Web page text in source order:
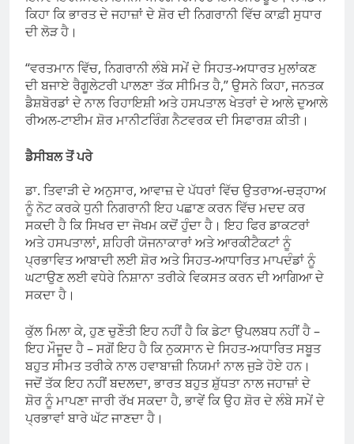
ਕਿਹਾ ਕਿ ਭਾਰਤ ਦੇ ਜਹਾਜ਼ਾਂ ਦੇ ਸ਼ੋਰ ਦੀ ਨਿਗਰਾਨੀ ਵਿੱਚ ਕਾਫ਼ੀ ਸੁਧਾਰ
ਦੀ ਲੋੜ ਹੈ।
“ਵਰਤਮਾਨ ਵਿੱਚ, ਨਿਗਰਾਨੀ ਲੰਬੇ ਸਮੇਂ ਦੇ ਸਿਹਤ-ਅਧਾਰਤ ਮੁਲਾਂਕਣ
ਦੀ ਬਜਾਏ ਰੈਗੂਲੇਟਰੀ ਪਾਲਣਾ ਤੱਕ ਸੀਮਿਤ ਹੈ,” ਉਸਨੇ ਕਿਹਾ, ਜਨਤਕ
ਡੈਸ਼ਬੋਰਡਾਂ ਦੇ ਨਾਲ ਰਿਹਾਇਸ਼ੀ ਅਤੇ ਹਸਪਤਾਲ ਖੇਤਰਾਂ ਦੇ ਆਲੇ ਦੁਆਲੇ
ਰੀਅਲ-ਟਾਈਮ ਸ਼ੋਰ ਮਾਨੀਟਰਿੰਗ ਨੈਟਵਰਕ ਦੀ ਸਿਫਾਰਸ਼ ਕੀਤੀ।
ਡੈਸੀਬਲ ਤੋਂ ਪਰੇ
ਡਾ. ਤਿਵਾੜੀ ਦੇ ਅਨੁਸਾਰ, ਆਵਾਜ਼ ਦੇ ਪੱਧਰਾਂ ਵਿੱਚ ਉਤਰਾਅ-ਚੜ੍ਹਾਅ
ਨੂੰ ਨੋਟ ਕਰਕੇ ਧੁਨੀ ਨਿਗਰਾਨੀ ਇਹ ਪਛਾਣ ਕਰਨ ਵਿੱਚ ਮਦਦ ਕਰ
ਸਕਦੀ ਹੈ ਕਿ ਸਿਖਰ ਦਾ ਜੋਖਮ ਕਦੋਂ ਹੁੰਦਾ ਹੈ। ਇਹ ਫਿਰ ਡਾਕਟਰਾਂ
ਅਤੇ ਹਸਪਤਾਲਾਂ, ਸ਼ਹਿਰੀ ਯੋਜਨਾਕਾਰਾਂ ਅਤੇ ਆਰਕੀਟੈਕਟਾਂ ਨੂੰ
ਪ੍ਰਭਾਵਿਤ ਆਬਾਦੀ ਲਈ ਸ਼ੋਰ ਅਤੇ ਸਿਹਤ-ਆਧਾਰਿਤ ਮਾਪਦੰਡਾਂ ਨੂੰ
ਘਟਾਉਣ ਲਈ ਵਧੇਰੇ ਨਿਸ਼ਾਨਾ ਤਰੀਕੇ ਵਿਕਸਤ ਕਰਨ ਦੀ ਆਗਿਆ ਦੇ
ਸਕਦਾ ਹੈ।
ਕੁੱਲ ਮਿਲਾ ਕੇ, ਹੁਣ ਚੁਣੌਤੀ ਇਹ ਨਹੀਂ ਹੈ ਕਿ ਡੇਟਾ ਉਪਲਬਧ ਨਹੀਂ ਹੈ –
ਇਹ ਮੌਜੂਦ ਹੈ – ਸਗੋਂ ਇਹ ਹੈ ਕਿ ਨੁਕਸਾਨ ਦੇ ਸਿਹਤ-ਅਧਾਰਿਤ ਸਬੂਤ
ਬਹੁਤ ਸੀਮਤ ਤਰੀਕੇ ਨਾਲ ਹਵਾਬਾਜ਼ੀ ਨਿਯਮਾਂ ਨਾਲ ਜੁੜੇ ਹੋਏ ਹਨ।
ਜਦੋਂ ਤੱਕ ਇਹ ਨਹੀਂ ਬਦਲਦਾ, ਭਾਰਤ ਬਹੁਤ ਸ਼ੁੱਧਤਾ ਨਾਲ ਜਹਾਜ਼ਾਂ ਦੇ
ਸ਼ੋਰ ਨੂੰ ਮਾਪਣਾ ਜਾਰੀ ਰੱਖ ਸਕਦਾ ਹੈ, ਭਾਵੇਂ ਕਿ ਉਹ ਸ਼ੋਰ ਦੇ ਲੰਬੇ ਸਮੇਂ ਦੇ
ਪ੍ਰਭਾਵਾਂ ਬਾਰੇ ਘੱਟ ਜਾਣਦਾ ਹੈ।